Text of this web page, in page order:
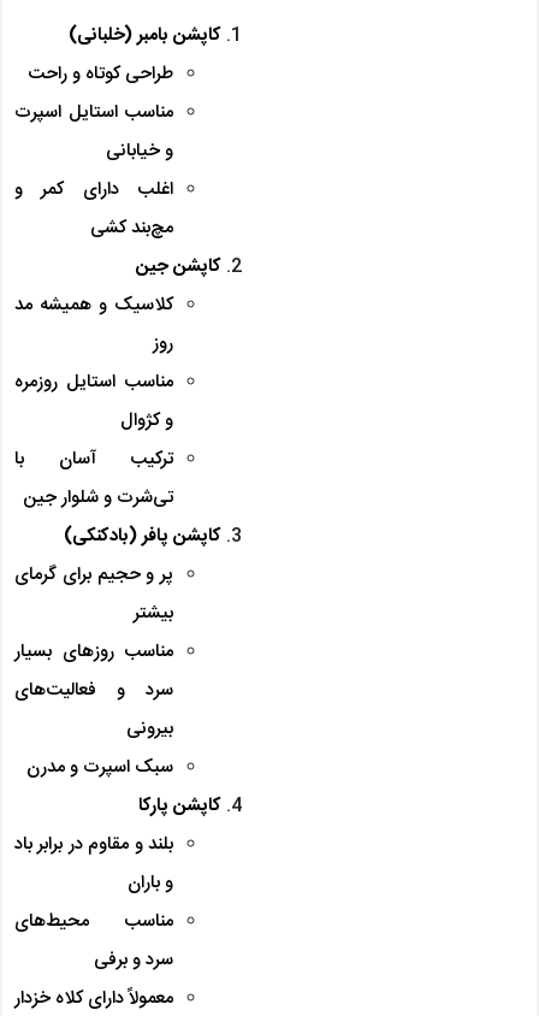
کاپشن بامبر (خلبانی)
طراحی کوتاه و راحت
مناسب استایل اسپرت
و خیابانی
اغلب دارای کمر و
مچ‌بند کشی
کاپشن جین
کلاسیک و همیشه مد
روز
مناسب استایل روزمره
و کژوال
ترکیب آسان با
تی‌شرت و شلوار جین
کاپشن پافر (بادکنکی)
پر و حجیم برای گرمای
بیشتر
مناسب روزهای بسیار
سرد و فعالیت‌های
بیرونی
سبک اسپرت و مدرن
کاپشن پارکا
بلند و مقاوم در برابر باد
و باران
مناسب محیط‌های
سرد و برفی
معمولاً دارای کلاه خزدار